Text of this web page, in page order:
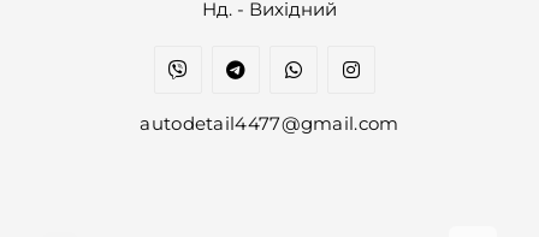
Нд. - Вихідний
autodetail4477@gmail.com